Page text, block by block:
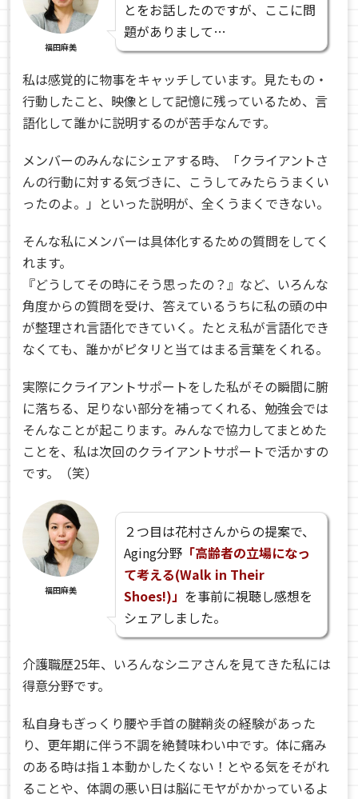
福田麻美
とをお話したのですが、ここに問
題がありまして…
私は感覚的に物事をキャッチしています。見たもの・
行動したこと、映像として記憶に残っているため、言
語化して誰かに説明するのが苦手なんです。
メンバーのみんなにシェアする時、「クライアントさ
んの行動に対する気づきに、こうしてみたらうまくい
ったのよ。」といった説明が、全くうまくできない。
そんな私にメンバーは具体化するための質問をしてく
れます。
『どうしてその時にそう思ったの？』など、いろんな
角度からの質問を受け、答えているうちに私の頭の中
が整理され言語化できていく。たとえ私が言語化でき
なくても、誰かがピタリと当てはまる言葉をくれる。
実際にクライアントサポートをした私がその瞬間に腑
に落ちる、足りない部分を補ってくれる、勉強会では
そんなことが起こります。みんなで協力してまとめた
ことを、私は次回のクライアントサポートで活かすの
です。（笑）
福田麻美
２つ目は花村さんからの提案で、
Aging分野 「高齢者の立場になっ
て考える(Walk in Their
Shoes!)」 を事前に視聴し感想を
シェアしました。
介護職歴25年、いろんなシニアさんを見てきた私には
得意分野です。
私自身もぎっくり腰や手首の腱鞘炎の経験があった
り、更年期に伴う不調を絶賛味わい中です。体に痛み
のある時は指１本動かしたくない！とやる気をそがれ
ることや、体調の悪い日は脳にモヤがかかっているよ